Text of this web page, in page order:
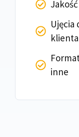
Ujęcia
klienta
inne